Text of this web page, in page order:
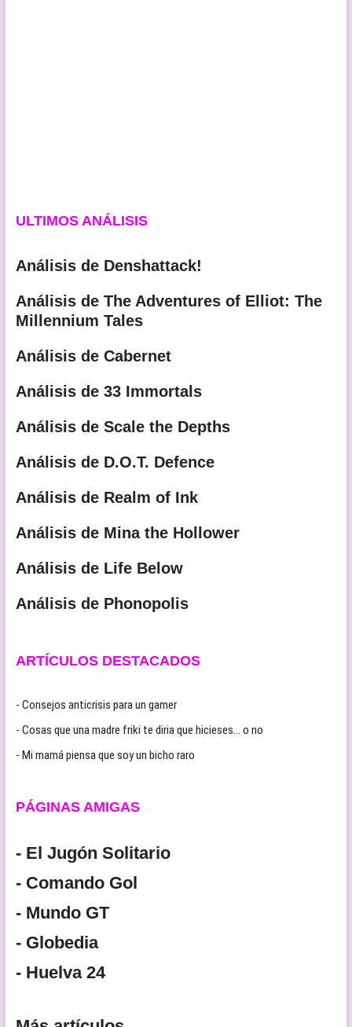
ULTIMOS ANÁLISIS
Análisis de Denshattack!
Análisis de The Adventures of Elliot: The
Millennium Tales
Análisis de Cabernet
Análisis de 33 Immortals
Análisis de Scale the Depths
Análisis de D.O.T. Defence
Análisis de Realm of Ink
Análisis de Mina the Hollower
Análisis de Life Below
Análisis de Phonopolis
ARTÍCULOS DESTACADOS
- Consejos anticrisis para un gamer
- Cosas que una madre friki te diria que hicieses… o no
- Mi mamá piensa que soy un bicho raro
PÁGINAS AMIGAS
- El Jugón Solitario
- Comando Gol
- Mundo GT
- Globedia
- Huelva 24